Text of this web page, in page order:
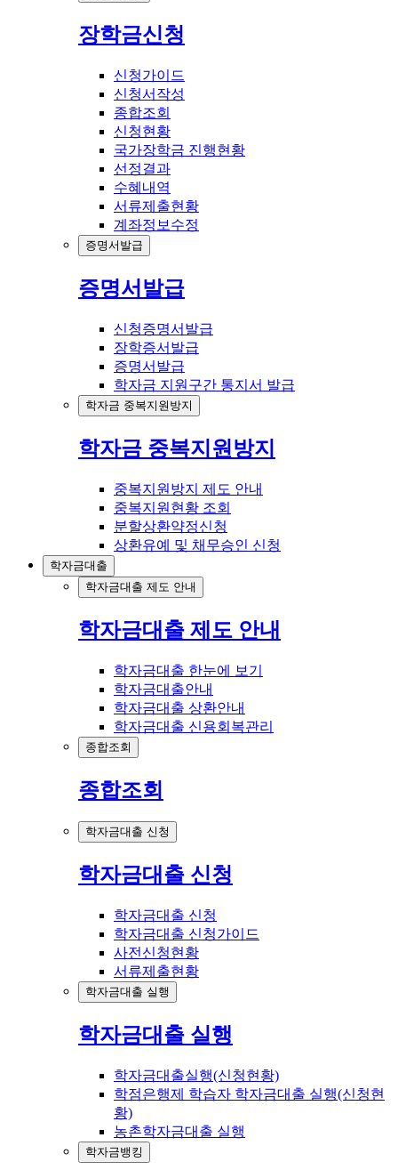
장학금신청
신청가이드
신청서작성
종합조회
신청현황
국가장학금 진행현황
선정결과
수혜내역
서류제출현황
계좌정보수정
증명서발급
증명서발급
신청증명서발급
장학증서발급
증명서발급
학자금 지원구간 통지서 발급
학자금 중복지원방지
학자금 중복지원방지
중복지원방지 제도 안내
중복지원현황 조회
분할상환약정신청
상환유예 및 채무승인 신청
학자금대출
학자금대출 제도 안내
학자금대출 제도 안내
학자금대출 한눈에 보기
학자금대출안내
학자금대출 상환안내
학자금대출 신용회복관리
종합조회
종합조회
학자금대출 신청
학자금대출 신청
학자금대출 신청
학자금대출 신청가이드
사전신청현황
서류제출현황
학자금대출 실행
학자금대출 실행
학자금대출실행(신청현황)
학점은행제 학습자 학자금대출 실행(신청현
황)
농촌학자금대출 실행
학자금뱅킹